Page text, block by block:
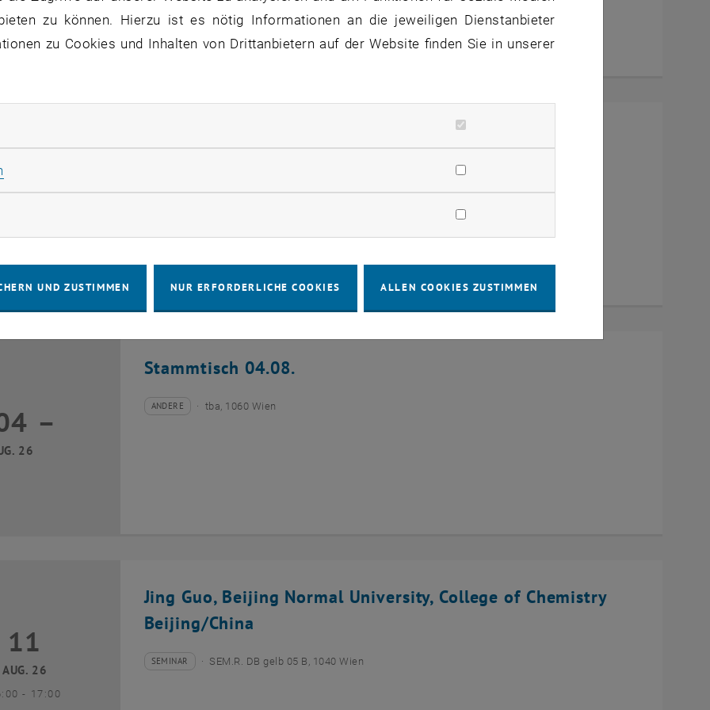
17:00
August 2026
03
-bis
13:30
Stammtisch 04.08.
26
– Veranstaltungstyp:
ANDERE
Veranstaltungsort:tba, 1060 Wien
Jing Guo, Beijing Normal University, College of Chemistry
Beijing/China
August 2026
11
AUG. 26
- bis
17:00
Veranstaltungstyp:
SEMINAR
Veranstaltungsort:SEM.R. DB gelb 05 B, 1040 Wien
zu können. Hierzu ist es nötig Informationen an die jeweiligen Dienstanbieter
zu Cookies und Inhalten von Drittanbietern auf der Website finden Sie in unserer
Cookies zulassen
UND ZUSTIMMEN NUR ERFORDERLICHE COOKIES ALLEN COOKIES ZUSTIMMEN